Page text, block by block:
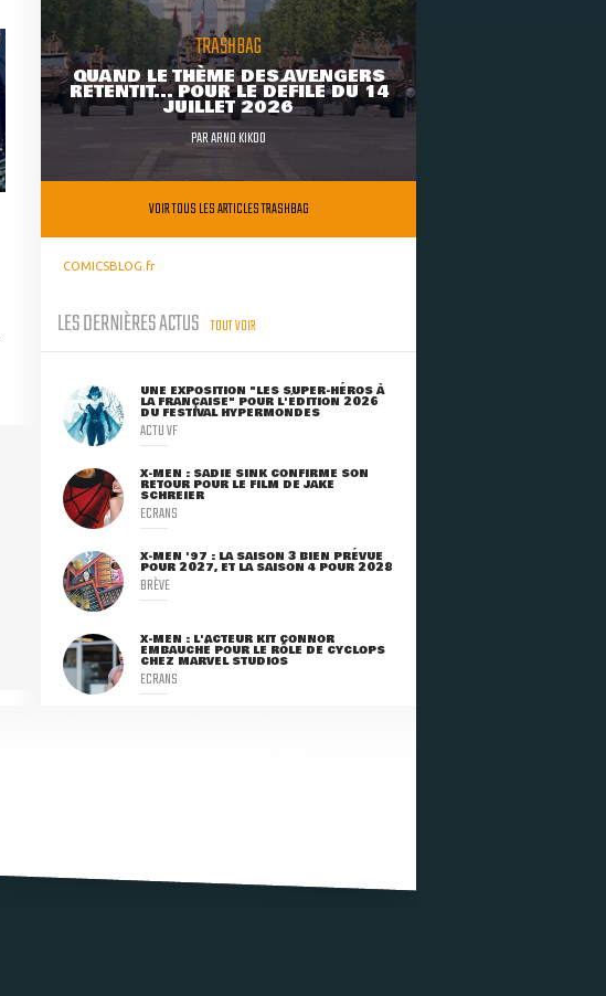
TRASHBAG
QUAND LE THÈME DES AVENGERS
RETENTIT... POUR LE DÉFILÉ DU 14
JUILLET 2026
PARARNO KIKOO
VOIR TOUS LES ARTICLES TRASHBAG
COMICSBLOG.fr
LES DERNIÈRES ACTUS TOUT VOIR
UNE EXPOSITION "LES SUPER-HÉROS À
LA FRANÇAISE" POUR L'ÉDITION 2026
DU FESTIVAL HYPERMONDES
ACTU VF
X-MEN : SADIE SINK CONFIRME SON
RETOUR POUR LE FILM DE JAKE
SCHREIER
ECRANS
X-MEN '97 : LA SAISON 3 BIEN PRÉVUE
POUR 2027, ET LA SAISON 4 POUR 2028
BRÈVE
X-MEN : L'ACTEUR KIT CONNOR
EMBAUCHÉ POUR LE RÔLE DE CYCLOPS
CHEZ MARVEL STUDIOS
ECRANS